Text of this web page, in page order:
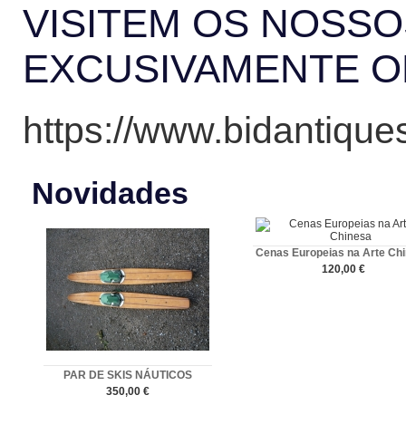
VISITEM OS
EXCUSIVAMENTE
https://
Novidades
PAR DE SKIS NÁUTICOS
350,00 €
Cenas Europeias na Arte
120,00 €